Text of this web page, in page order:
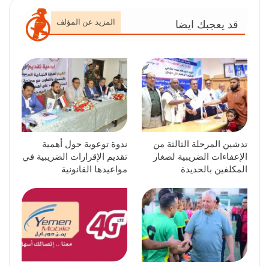
قد يعجبك ايضا المزيد عن المؤلف
تدشين المرحلة الثالثة من
الإعفاءات الضريبية لصغار
المكلفين بالحديدة
ندوة توعوية حول أهمية
تقديم الإقرارات الضريبية في
مواعيدها القانونية